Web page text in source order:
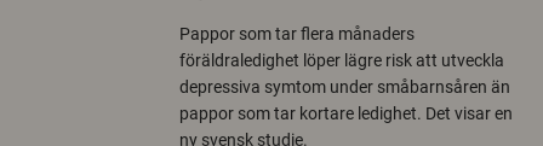
Pappor som tar flera månaders
föräldraledighet löper lägre risk att utveckla
depressiva symtom under småbarnsåren än
pappor som tar kortare ledighet. Det visar en
ny svensk studie.